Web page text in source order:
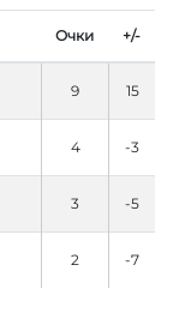
Очки +/-
9 15
4 -3
3 -5
2 -7